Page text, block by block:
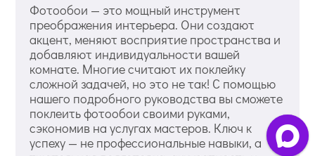
Фотообои — это мощный инструмент
преображения интерьера. Они создают
акцент, меняют восприятие пространства и
добавляют индивидуальности вашей
комнате. Многие считают их поклейку
сложной задачей, но это не так! С помощью
нашего подробного руководства вы сможете
поклеить фотообои своими руками,
сэкономив на услугах мастеров. Ключ к
успеху — не профессиональные навыки, а